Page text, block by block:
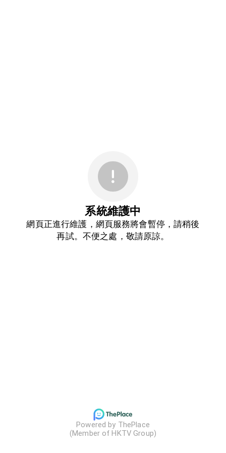
系統維護中
網頁正進行維護，網頁服務將會暫停，請稍後
再試。不便之處，敬請原諒。
Powered by ThePlace
(Member of HKTV Group)